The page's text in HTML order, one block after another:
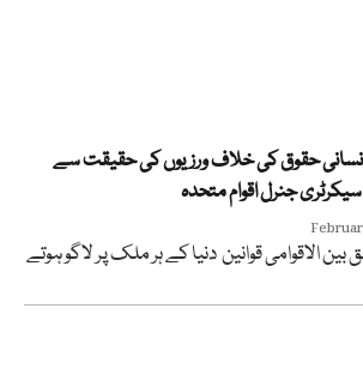
حقوق کی خلاف ورزیوں کی حقیقت سے
سیکرٹری جنرل اقوام متحدہ
الاقوامی قوانین دنیا کے ہر ملک پر لاگو ہوتے